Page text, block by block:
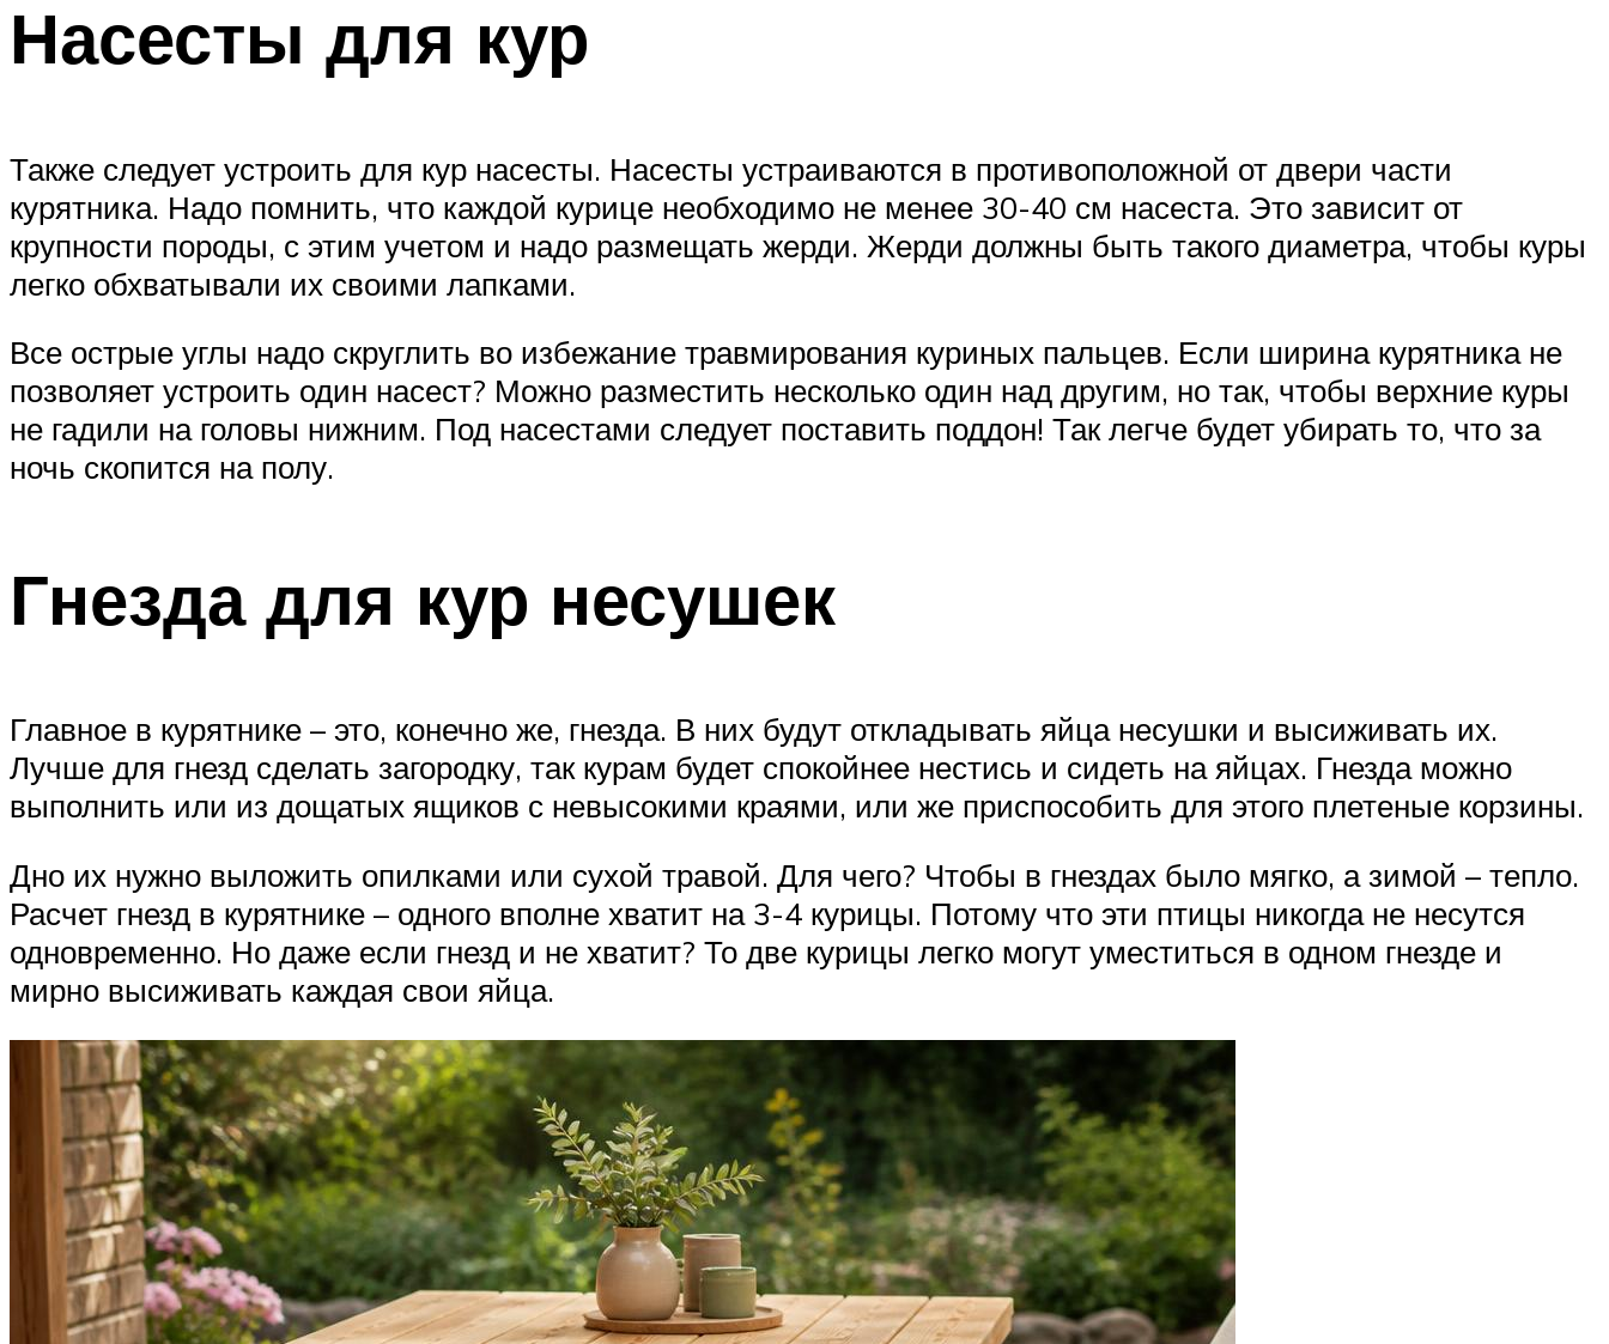
Насесты для кур
Также следует устроить для кур насесты. Насесты устраиваются в противоположной от двери части
курятника. Надо помнить, что каждой курице необходимо не менее 30-40 см насеста. Это зависит от
крупности породы, с этим учетом и надо размещать жерди. Жерди должны быть такого диаметра, чтобы куры
легко обхватывали их своими лапками.
Все острые углы надо скруглить во избежание травмирования куриных пальцев. Если ширина курятника не
позволяет устроить один насест? Можно разместить несколько один над другим, но так, чтобы верхние куры
не гадили на головы нижним. Под насестами следует поставить поддон! Так легче будет убирать то, что за
ночь скопится на полу.
Гнезда для кур несушек
Главное в курятнике – это, конечно же, гнезда. В них будут откладывать яйца несушки и высиживать их.
Лучше для гнезд сделать загородку, так курам будет спокойнее нестись и сидеть на яйцах. Гнезда можно
выполнить или из дощатых ящиков с невысокими краями, или же приспособить для этого плетеные корзины.
Дно их нужно выложить опилками или сухой травой. Для чего? Чтобы в гнездах было мягко, а зимой – тепло.
Расчет гнезд в курятнике – одного вполне хватит на 3-4 курицы. Потому что эти птицы никогда не несутся
одновременно. Но даже если гнезд и не хватит? То две курицы легко могут уместиться в одном гнезде и
мирно высиживать каждая свои яйца.